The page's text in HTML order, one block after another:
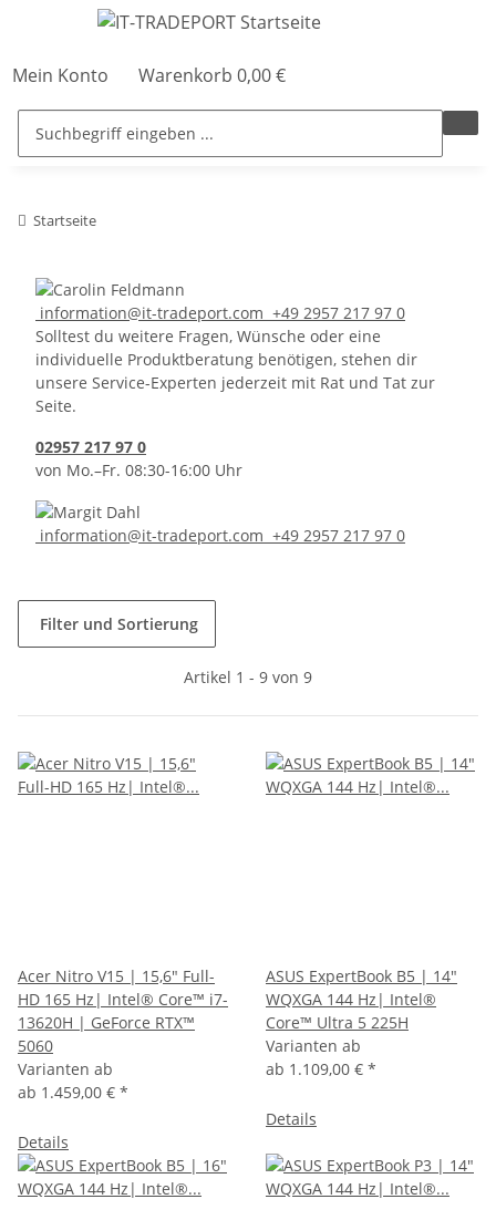
Mein Konto Warenkorb 0,00 €
Startseite
information@it-tradeport.com +49 2957 217 97 0
Solltest du weitere Fragen, Wünsche oder eine
individuelle Produktberatung benötigen, stehen dir
unsere Service-Experten jederzeit mit Rat und Tat zur
Seite.
02957 217 97 0
von Mo.–Fr. 08:30-16:00 Uhr
information@it-tradeport.com +49 2957 217 97 0
Filter und Sortierung
Artikel 1 - 9 von 9
Acer Nitro V15 | 15,6" Full-
HD 165 Hz| Intel® Core™ i7-
13620H | GeForce RTX™
5060
Varianten ab
ab 1.459,00 € *
Details
ASUS ExpertBook B5 | 14"
WQXGA 144 Hz| Intel®
Core™ Ultra 5 225H
Varianten ab
ab 1.109,00 € *
Details